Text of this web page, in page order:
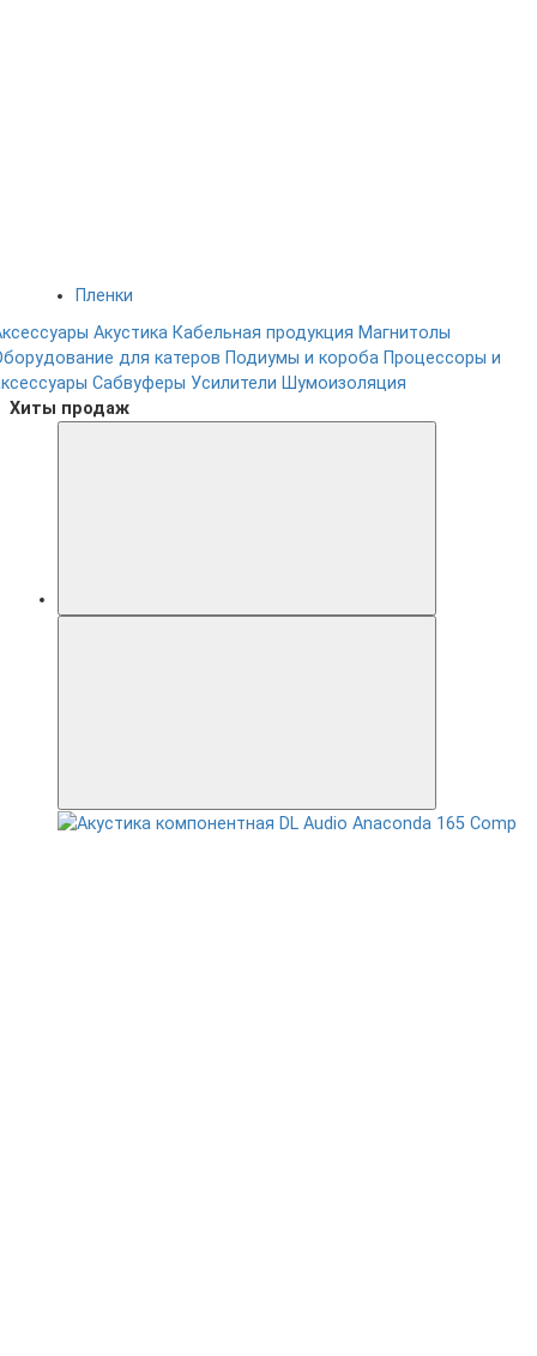
Пленки
Акустика Кабельная продукция Магнитолы
для катеров Подиумы и короба Процессоры и
Сабвуферы Усилители Шумоизоляция
Хиты продаж